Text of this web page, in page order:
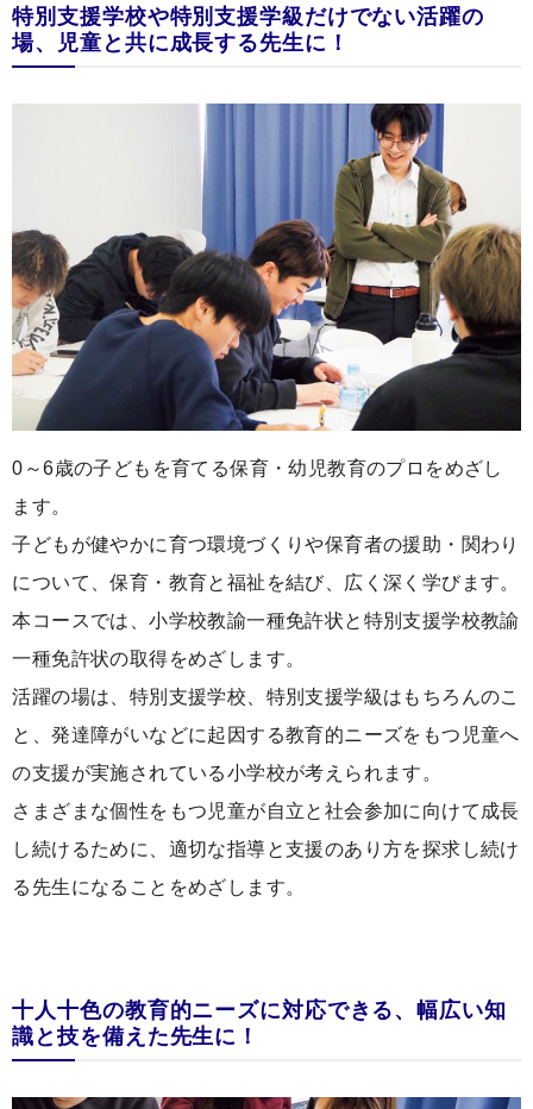
特別支援学校や特別支援学級だけでない活躍の
場、児童と共に成長する先生に！
0～6歳の子どもを育てる保育・幼児教育のプロをめざし
ます。
子どもが健やかに育つ環境づくりや保育者の援助・関わり
について、保育・教育と福祉を結び、広く深く学びます。
本コースでは、小学校教諭一種免許状と特別支援学校教諭
一種免許状の取得をめざします。
活躍の場は、特別支援学校、特別支援学級はもちろんのこ
と、発達障がいなどに起因する教育的ニーズをもつ児童へ
の支援が実施されている小学校が考えられます。
さまざまな個性をもつ児童が自立と社会参加に向けて成長
し続けるために、適切な指導と支援のあり方を探求し続け
る先生になることをめざします。
十人十色の教育的ニーズに対応できる、幅広い知
識と技を備えた先生に！